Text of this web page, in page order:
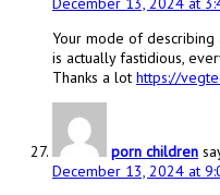
Your mode of
is actually fastidious,
Thanks a lot https://
porn children
December 13, 2024 at